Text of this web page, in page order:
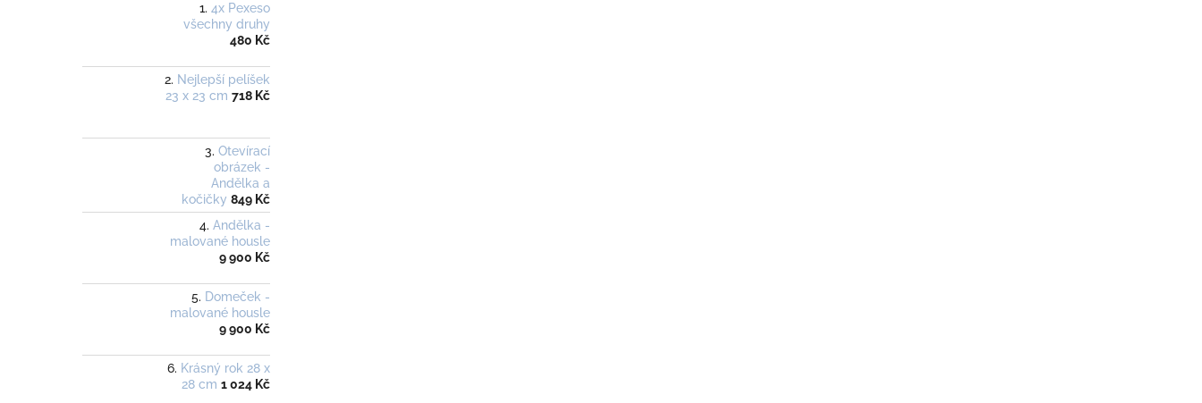
4x Pexeso
všechny druhy
480 Kč
Nejlepší pelíšek
23 x 23 cm 718 Kč
Otevírací
obrázek -
Andělka a
kočičky 849 Kč
Andělka -
malované housle
9 900 Kč
Domeček -
malované housle
9 900 Kč
Krásný rok 28 x
28 cm 1 024 Kč